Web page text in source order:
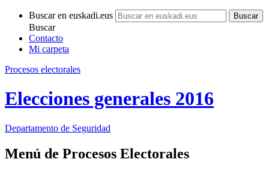
Buscar en euskadi.eus
Buscar
Contacto
Mi carpeta
Procesos electorales
Elecciones generales 2016
Departamento de Seguridad
Menú de Procesos Electorales